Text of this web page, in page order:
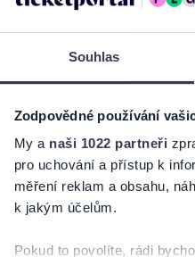
Souhlas
Zodpovědné používání
My a naši 1022 partneři
pro uchování a přístup k
měření reklam a obsahu,
k jakým účelům.
Pokud to povolíte, rádi